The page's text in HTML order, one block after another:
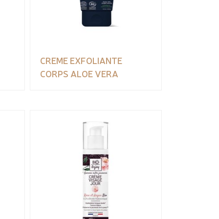
CREME EXFOLIANTE
CORPS ALOE VERA